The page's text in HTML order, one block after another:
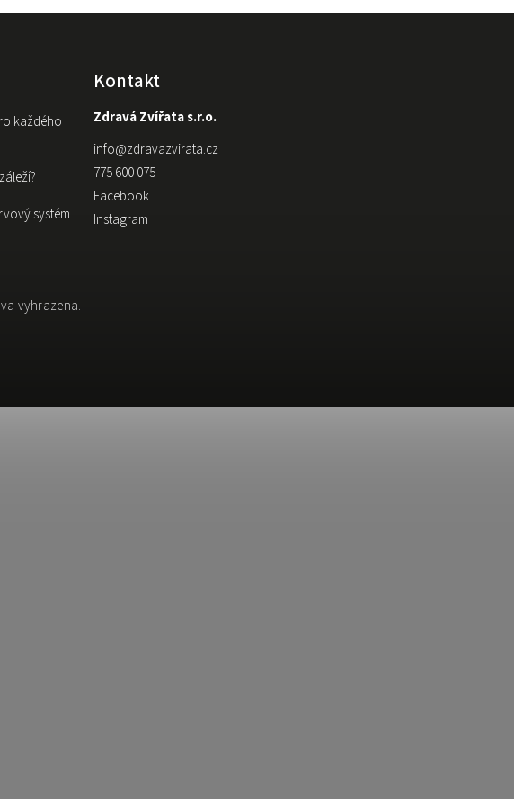
každého
systém
Kontakt
Zdravá Zvířata s.r.o.
info@zdravazvirata.cz
775 600 075
Facebook
Instagram
vyhrazena.